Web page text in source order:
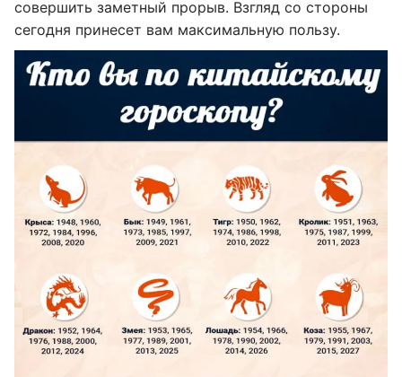
совершить заметный прорыв. Взгляд со стороны
сегодня принесет вам максимальную пользу.